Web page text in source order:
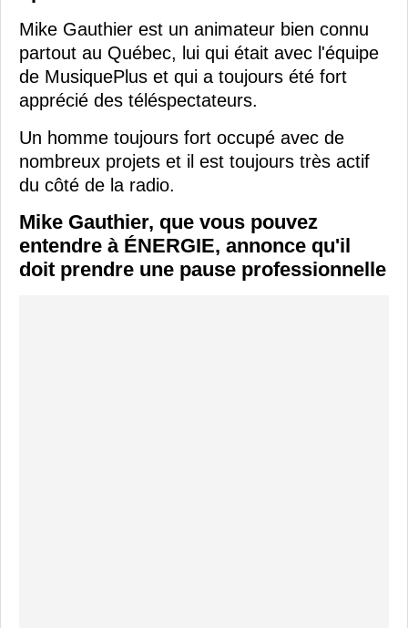
Mike Gauthier est un animateur bien connu
partout au Québec, lui qui était avec l'équipe
de MusiquePlus et qui a toujours été fort
apprécié des téléspectateurs.
Un homme toujours fort occupé avec de
nombreux projets et il est toujours très actif
du côté de la radio.
Mike Gauthier, que vous pouvez
entendre à ÉNERGIE, annonce qu'il
doit prendre une pause professionnelle